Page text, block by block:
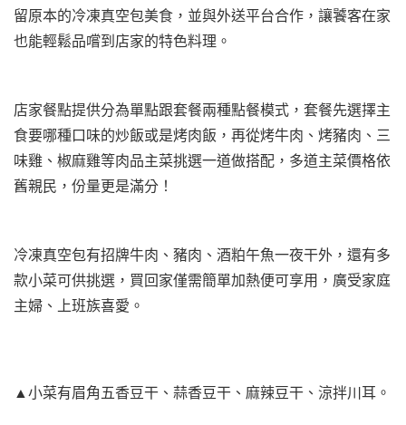
留原本的冷凍真空包美食，並與外送平台合作，讓饕客在家
也能輕鬆品嚐到店家的特色料理。
店家餐點提供分為單點跟套餐兩種點餐模式，套餐先選擇主
食要哪種口味的炒飯或是烤肉飯，再從烤牛肉、烤豬肉、三
味雞、椒麻雞等肉品主菜挑選一道做搭配，多道主菜價格依
舊親民，份量更是滿分！
冷凍真空包有招牌牛肉、豬肉、酒粕午魚一夜干外，還有多
款小菜可供挑選，買回家僅需簡單加熱便可享用，廣受家庭
主婦、上班族喜愛。
▲小菜有眉角五香豆干、蒜香豆干、麻辣豆干、涼拌川耳。